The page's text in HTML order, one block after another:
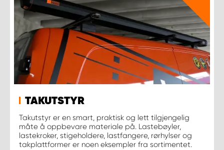
TAKUTSTYR
Takutstyr er en smart, praktisk og lett tilgjengelig
måte å oppbevare materiale på. Lastebøyler,
lastekroker, stigeholdere, lastfangere, rørhylser og
takplattformer er noen eksempler fra sortimentet.